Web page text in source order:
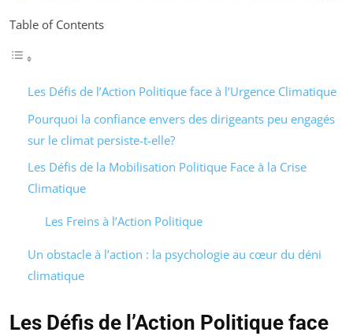
Table of Contents
Les Défis de l’Action Politique face à l’Urgence Climatique
Pourquoi la confiance envers des dirigeants peu engagés
sur le climat persiste-t-elle?
Les Défis de la Mobilisation Politique Face à la Crise
Climatique
Les Freins à l’Action Politique
Un obstacle à l’action : la psychologie au cœur du déni
climatique
Les Défis de l’Action Politique face